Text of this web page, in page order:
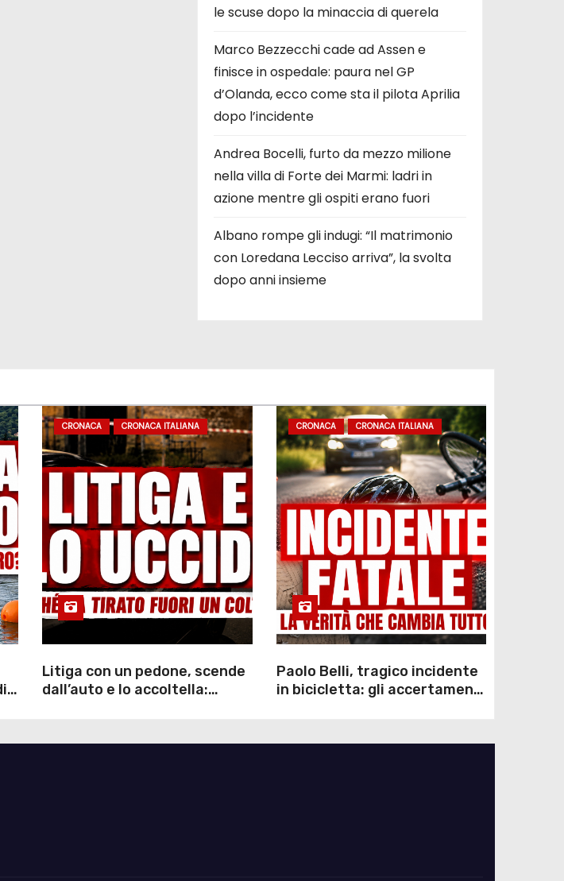
le scuse dopo la minaccia di querela
Marco Bezzecchi cade ad Assen e
finisce in ospedale: paura nel GP
d’Olanda, ecco come sta il pilota Aprilia
dopo l’incidente
Andrea Bocelli, furto da mezzo milione
nella villa di Forte dei Marmi: ladri in
azione mentre gli ospiti erano fuori
Albano rompe gli indugi: “Il matrimonio
con Loredana Lecciso arriva”, la svolta
dopo anni insieme
CRONACA CRONACA ITALIANA
Litiga con un pedone, scende
dall’auto e lo accoltella:
CRONACA CRONACA ITALIANA
Paolo Belli, tragico incidente
in bicicletta: gli accertamenti
chiarire